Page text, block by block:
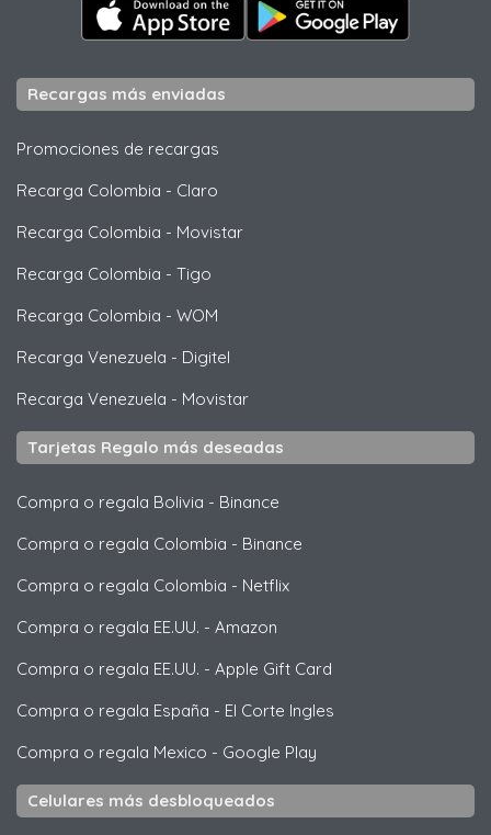
Recargas más enviadas
Promociones de recargas
Recarga Colombia - Claro
Recarga Colombia - Movistar
Recarga Colombia - Tigo
Recarga Colombia - WOM
Recarga Venezuela - Digitel
Recarga Venezuela - Movistar
Tarjetas Regalo más deseadas
Compra o regala Bolivia - Binance
Compra o regala Colombia - Binance
Compra o regala Colombia - Netflix
Compra o regala EE.UU. - Amazon
Compra o regala EE.UU. - Apple Gift Card
Compra o regala España - El Corte Ingles
Compra o regala Mexico - Google Play
Celulares más desbloqueados